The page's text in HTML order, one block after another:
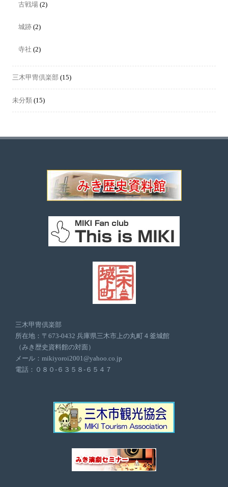
古戦場 (2)
城跡 (2)
寺社 (2)
三木甲冑倶楽部 (15)
未分類 (15)
三木甲冑倶楽部
所在地：〒673-0432 兵庫県三木市上の丸町４釜城館
（みき歴史資料館の対面）
メール：mikiyoroi2001@yahoo.co.jp
電話：０８０-６３５８-６５４７